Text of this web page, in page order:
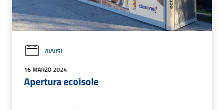
AVVISI
16 MARZO 2024
Apertura ecoisole